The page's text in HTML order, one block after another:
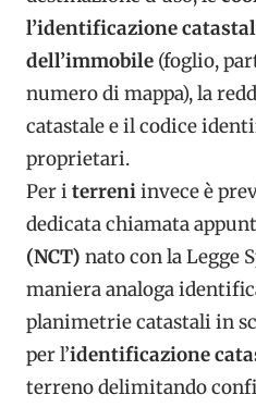
l’identificazione
dell’immobile (foglio,
numero di mappa), la
catastale e il codice
proprietari.
Per i terreniinvece è
dedicata chiamata
(NCT) nato con la Legge
maniera analoga
planimetrie catastali in
per l’identificazione
terreno delimitando